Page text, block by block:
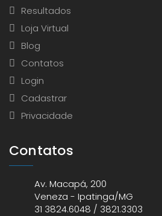
Resultados
Loja Virtual
Blog
Contatos
Login
Cadastrar
Privacidade
Contatos
Av. Macapá, 200
Veneza - Ipatinga/MG
31 3824.6048 / 3821.3303